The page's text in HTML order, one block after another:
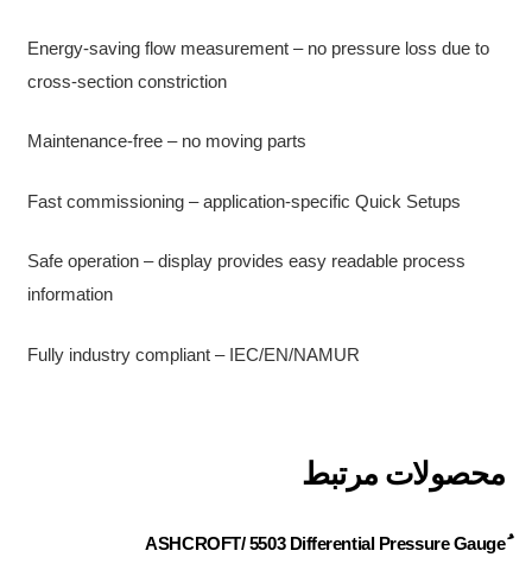
Energy-saving flow measurement – no pressure loss due to
cross-section constriction
Maintenance-free – no moving parts
Fast commissioning – application-specific Quick Setups
Safe operation – display provides easy readable process
information
Fully industry compliant – IEC/EN/NAMUR
محصولات مرتبط
َُASHCROFT/ 5503 Differential Pressure Gauge